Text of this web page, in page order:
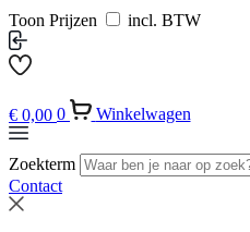
Toon Prijzen incl. BTW
€ 0,00 0 Winkelwagen
Zoekterm
Contact